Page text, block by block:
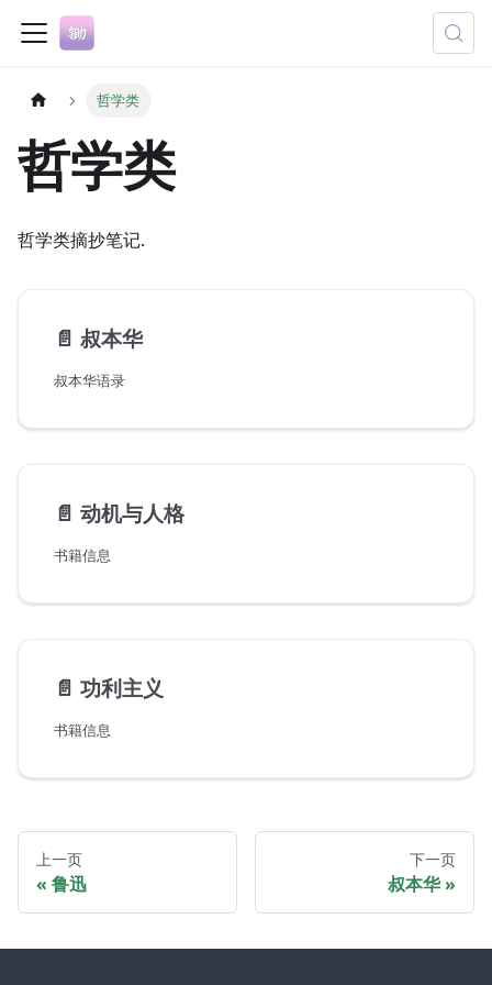
哲学类
哲学类
哲学类摘抄笔记.
📄️ 叔本华
叔本华语录
📄️ 动机与人格
书籍信息
📄️ 功利主义
书籍信息
上一页
鲁迅
下一页
叔本华